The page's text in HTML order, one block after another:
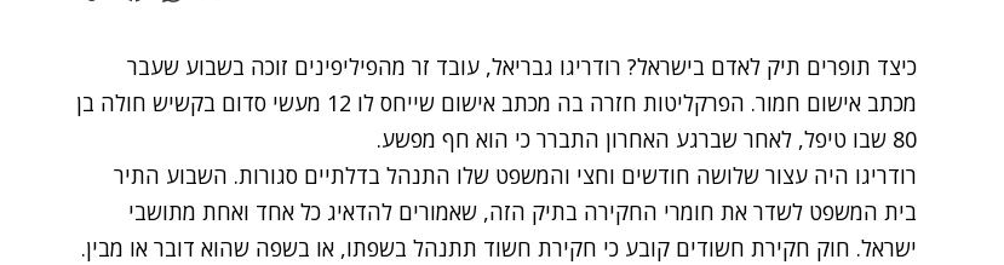
כיצד תופרים תיק לאדם בישראל? רודריגו גבריאל, עובד זר מהפיליפינים זוכה בשבוע שעבר
מכתב אישום חמור. הפרקליטות חזרה בה מכתב אישום שייחס לו 12 מעשי סדום בקשיש חולה בן
80 שבו טיפל, לאחר שברגע האחרון התברר כי הוא חף מפשע.
רודריגו היה עצור שלושה חודשים וחצי והמשפט שלו התנהל בדלתיים סגורות. השבוע התיר
בית המשפט לשדר את חומרי החקירה בתיק הזה, שאמורים להדאיג כל אחד ואחת מתושבי
ישראל. חוק חקירת חשודים קובע כי חקירת חשוד תתנהל בשפתו, או בשפה שהוא דובר או מבין.